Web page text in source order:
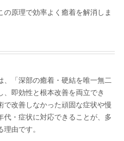
原理で効率よく癒着を解消しま
、「深部の癒着・硬結を唯一無二
即効性と根本改善を両立でき
で改善しなかった頑固な症状や慢
代・症状に対応できることが、多
由です。